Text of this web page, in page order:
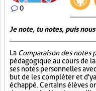
0
Je note, tu notes, puis
La Comparaison des notes
pédagogique au cours de
ses notes personnelles
but de les compléter et
échappé. Certains élèves